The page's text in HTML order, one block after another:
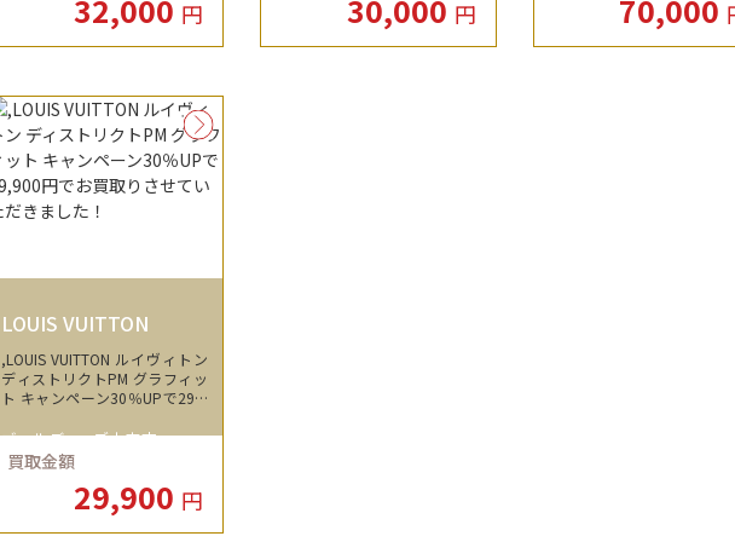
N パピヨン30 ポーチ付き 32,
000円でお売りいただきまし
た。
32,000 円 30,000 円 70,000
LOUIS VUITTON
,LOUIS VUITTON ルイヴィトン
ディストリクトPM グラフィッ
ト キャンペーン30％UPで29,9
ました！
ゴールディーズ本庄店
買取金額
29,900 円